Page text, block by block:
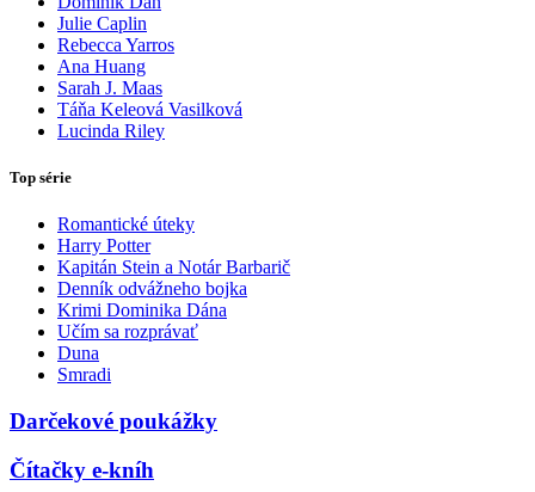
Julie Caplin
Rebecca Yarros
Ana Huang
Sarah J. Maas
Táňa Keleová Vasilková
Lucinda Riley
Top série
Romantické úteky
Harry Potter
Kapitán Stein a Notár Barbarič
Denník odvážneho bojka
Krimi Dominika Dána
Učím sa rozprávať
Duna
Smradi
Darčekové poukážky
Čítačky e-kníh